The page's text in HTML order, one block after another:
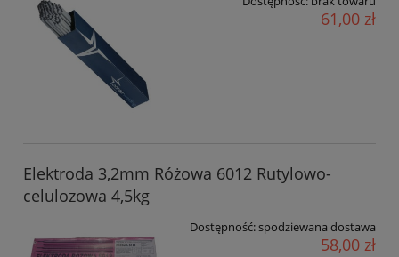
61,00 zł
Elektroda 3,2mm Różowa 6012 Rutylowo-
celulozowa 4,5kg
Dostępność:spodziewana dostawa
58,00 zł